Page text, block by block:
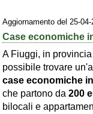
Aggiornamento del 25-04-
Case economiche
A Fiuggi, in
possibile trovare
case economiche
che partono da 200
bilocali e
➕ Segnala evento
Area riservata
Chi siamo
Ambienti